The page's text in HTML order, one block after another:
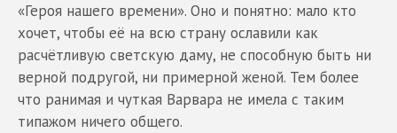
«Героя нашего времени». Оно и понятно: мало кто
хочет, чтобы её на всю страну ославили как
расчётливую светскую даму, не способную быть ни
верной подругой, ни примерной женой. Тем более
что ранимая и чуткая Варвара не имела с таким
типажом ничего общего.